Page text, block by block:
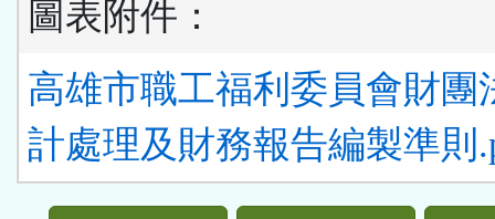
圖表附件：
高雄市職工福利委員會財團
計處理及財務報告編製準則